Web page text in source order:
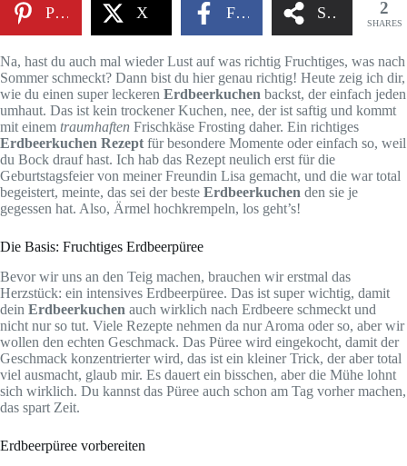
Pinterest X Facebook Share 2
SHARES
Na, hast du auch mal wieder Lust auf was richtig Fruchtiges, was nach
Sommer schmeckt? Dann bist du hier genau richtig! Heute zeig ich dir,
wie du einen super leckeren Erdbeerkuchen backst, der einfach jeden
umhaut. Das ist kein trockener Kuchen, nee, der ist saftig und kommt
mit einem traumhaften Frischkäse Frosting daher. Ein richtiges
Erdbeerkuchen Rezept für besondere Momente oder einfach so, weil
du Bock drauf hast. Ich hab das Rezept neulich erst für die
Geburtstagsfeier von meiner Freundin Lisa gemacht, und die war total
begeistert, meinte, das sei der beste Erdbeerkuchen den sie je
gegessen hat. Also, Ärmel hochkrempeln, los geht’s!
Die Basis: Fruchtiges Erdbeerpüree
Bevor wir uns an den Teig machen, brauchen wir erstmal das
Herzstück: ein intensives Erdbeerpüree. Das ist super wichtig, damit
dein Erdbeerkuchen auch wirklich nach Erdbeere schmeckt und
nicht nur so tut. Viele Rezepte nehmen da nur Aroma oder so, aber wir
wollen den echten Geschmack. Das Püree wird eingekocht, damit der
Geschmack konzentrierter wird, das ist ein kleiner Trick, der aber total
viel ausmacht, glaub mir. Es dauert ein bisschen, aber die Mühe lohnt
sich wirklich. Du kannst das Püree auch schon am Tag vorher machen,
das spart Zeit.
Erdbeerpüree vorbereiten